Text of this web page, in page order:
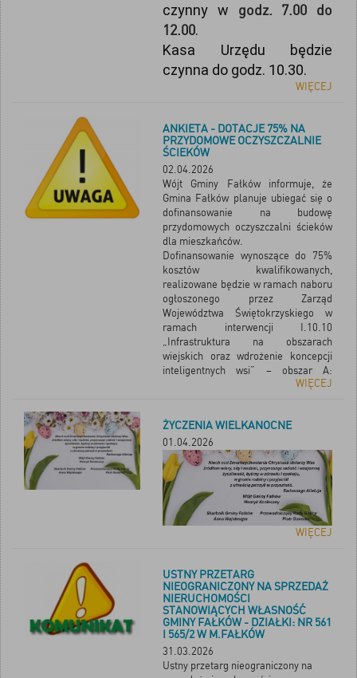
czynny w godz. 7.00 do
12.00.
Kasa Urzędu będzie
czynna do godz. 10.30.
WIĘCEJ
ANKIETA - DOTACJE 75% NA
PRZYDOMOWE OCZYSZCZALNIE
ŚCIEKÓW
02.04.2026
Wójt Gminy Fałków informuje, że
Gmina Fałków planuje ubiegać się o
dofinansowanie na budowę
przydomowych oczyszczalni ścieków
dla mieszkańców.
Dofinansowanie wynoszące do 75%
kosztów kwalifikowanych,
realizowane będzie w ramach naboru
ogłoszonego przez Zarząd
Województwa Świętokrzyskiego w
ramach interwencji I.10.10
„Infrastruktura na obszarach
wiejskich oraz wdrożenie koncepcji
inteligentnych wsi” – obszar A:
inwestycje w zakresie systemów
Strategicznego dla Wspólnej Polityki
Rolnej na lata 2023–2027,
współfinansowanego ze środków
Europejskiego Funduszu Rolnego na
rzecz Rozwoju Obszarów Wiejskich
(EFRROW).
Osoby zainteresowane prosimy o
wypełnienie Ankiety do 15.04.2026r
WIĘCEJ
ŻYCZENIA WIELKANOCNE
01.04.2026
WIĘCEJ
USTNY PRZETARG
NIEOGRANICZONY NA SPRZEDAŻ
NIERUCHOMOŚCI
STANOWIĄCYCH WŁASNOŚĆ
GMINY FAŁKÓW - DZIAŁKI: NR 561
I 565/2 W M.FAŁKÓW
31.03.2026
Ustny przetarg nieograniczony na